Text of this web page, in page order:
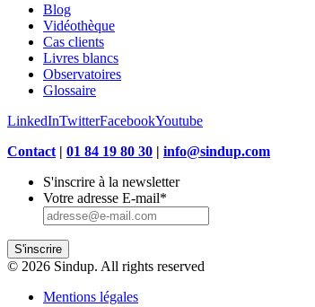
Blog
Vidéothèque
Cas clients
Livres blancs
Observatoires
Glossaire
LinkedInTwitterFacebookYoutube
Contact | 01 84 19 80 30 | info@sindup.com
S'inscrire à la newsletter
Votre adresse E-mail*
S'inscrire
© 2026 Sindup. All rights reserved
Mentions légales